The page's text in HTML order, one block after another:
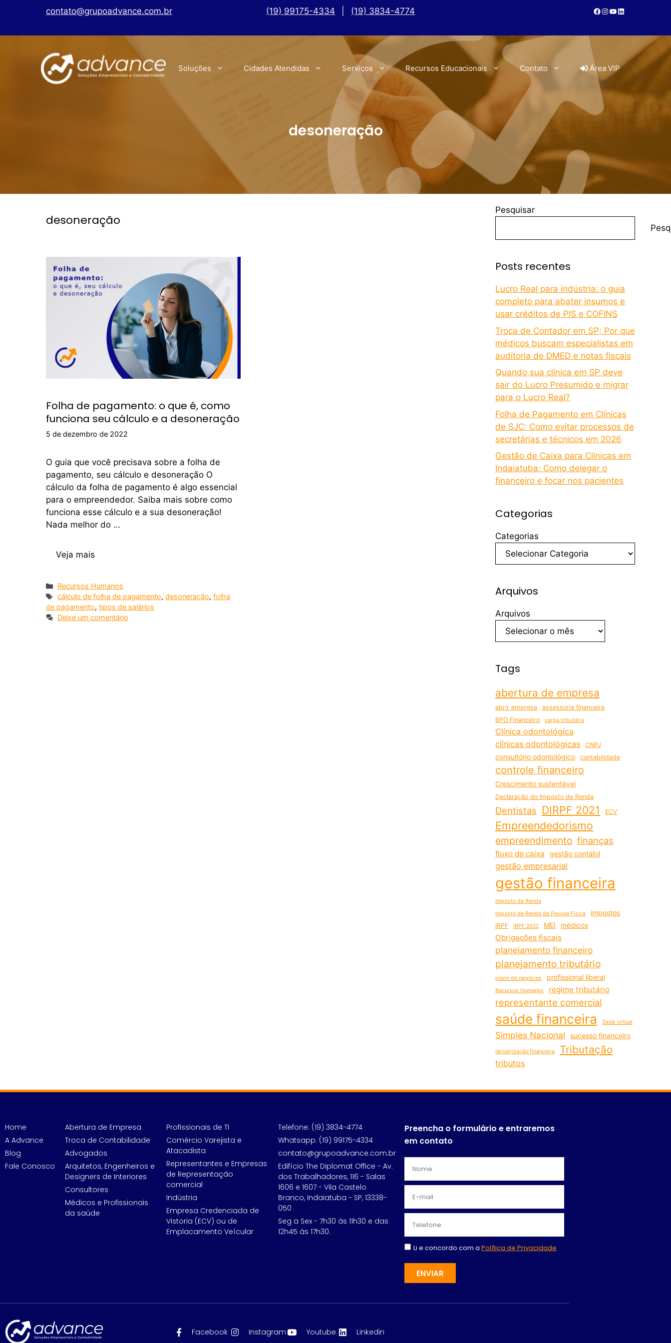
contato@grupoadvance.com.br (19) 99175-4334 (19) 3834-4774
Soluções Cidades Atendidas Serviços Recursos Educacionais Contato Área VIP
desoneração
desoneração
Folha de pagamento: o que é, como
funciona seu cálculo e a desoneração
5 de dezembro de 2022
O guia que você precisava sobre a folha de
pagamento, seu cálculo e desoneração O
cálculo da folha de pagamento é algo essencial
para o empreendedor. Saiba mais sobre como
funciona esse cálculo e a sua desoneração!
Nada melhor do …
Veja mais
Recursos Humanos
cálculo de folha de pagamento,desoneração,folha
de pagamento, tipos de salários
Deixe um comentário
Pesquisar
Posts recentes
Lucro Real para indústria: o guia
completo para abater insumos e
usar créditos de PIS e COFINS
Troca de Contador em SP: Por que
médicos buscam especialistas em
auditoria de DMED e notas fiscais
Quando sua clínica em SP deve
sair do Lucro Presumido e migrar
para o Lucro Real?
Folha de Pagamento em Clínicas
de SJC: Como evitar processos de
secretárias e técnicos em 2026
Gestão de Caixa para Clínicas em
Indaiatuba: Como delegar o
financeiro e focar nos pacientes
Categorias
Categorias
Arquivos
Arquivos
Tags
abertura de empresa
abrir empresa
assessoria financeira
BPO Financeiro
carga tributária
Clínica odontológica
clínicas odontológicas
CNPJ
consultório odontológico contabilidade
controle financeiro
Crescimento sustentável
Declaração do Imposto de Renda
Dentistas DIRPF 2021 ECV
Empreendedorismo
empreendimento finanças
fluxo de caixa gestão contábil
gestão empresarial
gestão financeira
Imposto de Renda
Imposto de Renda de Pessoa Física
impostos
IRPF IRPF 2022 MEI médicos
Obrigações fiscais
planejamento financeiro
planejamento tributário
plano de negócios profissional liberal
Recursos Humanos regime tributário
representante comercial
saúde financeira Sede virtual
Simples Nacional sucesso financeiro
terceirização financeira Tributação
tributos
Home
A Advance
Blog
Fale Conosco
Abertura de Empresa
Troca de Contabilidade
Advogados
Arquitetos, Engenheiros e
Designers de Interiores
Consultores
Médicos e Profissionais
da saúde
Profissionais de TI
Comércio Varejista e
Atacadista
Representantes e Empresas
de Representação
comercial
Indústria
Empresa Credenciada de
Vistoria (ECV) ou de
Emplacamento Veícular
Telefone: (19) 3834-4774
Whatsapp: (19) 99175-4334
contato@grupoadvance.com.br
Edifício The Diplomat Office - Av.
dos Trabalhadores, 116 - Salas
1606 e 1607 - Vila Castelo
Branco, Indaiatuba - SP, 13338-
050
Seg a Sex - 7h30 às 11h30 e das
12h45 às 17h30.
Preencha o formulário e entraremos
em contato
Li e concordo com a Política de Privacidade
ENVIAR
Facebook Instagram Youtube Linkedin